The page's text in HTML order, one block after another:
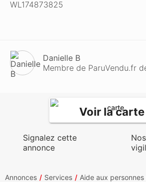
WL174873825
Danielle B
Membre de ParuVendu.fr
Voir la carte
Signalez cette
annonce
Annonces Services
Aide aux